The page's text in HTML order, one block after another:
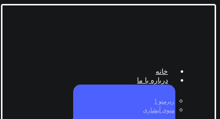
خانه
درباره با ما
زیرمنو 1
منوی آبشاری